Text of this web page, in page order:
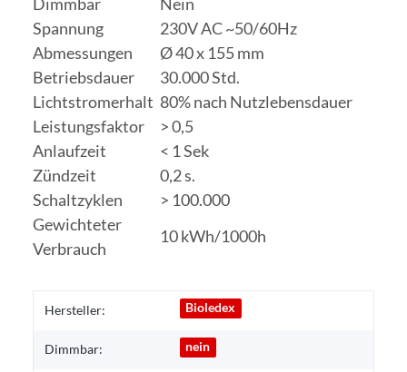
Spannung
230V AC ~50/60Hz
Abmessungen
Ø 40 x 155 mm
Betriebsdauer
30.000 Std.
Lichtstromerhalt 80% nach Nutzlebensdauer
Leistungsfaktor
> 0,5
Anlaufzeit
< 1 Sek
Zündzeit
0,2 s.
Schaltzyklen
> 100.000
Gewichteter
Verbrauch
10 kWh/1000h
Hersteller: Bioledex
Dimmbar: nein